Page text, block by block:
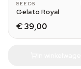
SEEDS
Gelato Royal
€ 39,00